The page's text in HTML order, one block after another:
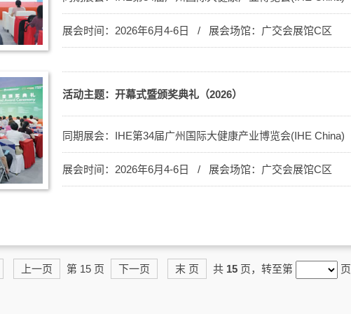
展会时间：2026年6月4-6日 / 展会场馆：广交会展馆C区
活动主题：开幕式暨颁奖典礼（2026）
同期展会： IHE第34届广州国际大健康产业博览会(IHE China)
展会时间：2026年6月4-6日 / 展会场馆：广交会展馆C区
上一页 第 15 页 下一页 末 页 共 15页，转至第 页